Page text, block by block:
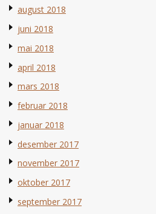
august 2018
juni 2018
mai 2018
april 2018
mars 2018
februar 2018
januar 2018
desember 2017
november 2017
oktober 2017
september 2017